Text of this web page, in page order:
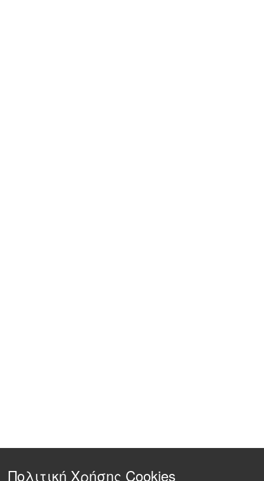
Πολιτική Χρήσης Cookies